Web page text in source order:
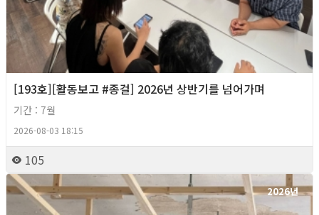
[193호][활동보고 #종걸] 2026년 상반기를 넘어가며
기간 : 7월
2026-08-03 18:15
105
2026년